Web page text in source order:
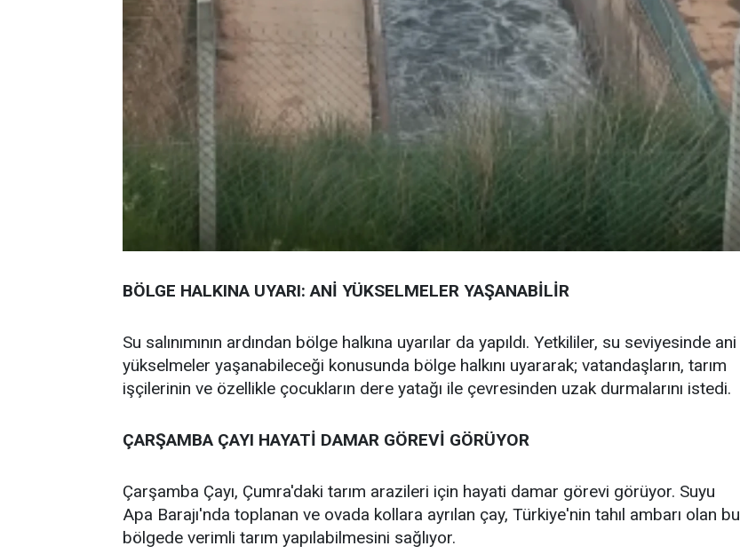
BÖLGE HALKINA UYARI: ANİ YÜKSELMELER YAŞANABİLİR
Su salınımının ardından bölge halkına uyarılar da yapıldı. Yetkililer, su seviyesinde ani
yükselmeler yaşanabileceği konusunda bölge halkını uyararak; vatandaşların, tarım
işçilerinin ve özellikle çocukların dere yatağı ile çevresinden uzak durmalarını istedi.
ÇARŞAMBA ÇAYI HAYATİ DAMAR GÖREVİ GÖRÜYOR
Çarşamba Çayı, Çumra'daki tarım arazileri için hayati damar görevi görüyor. Suyu
Apa Barajı'nda toplanan ve ovada kollara ayrılan çay, Türkiye'nin tahıl ambarı olan bu
bölgede verimli tarım yapılabilmesini sağlıyor.